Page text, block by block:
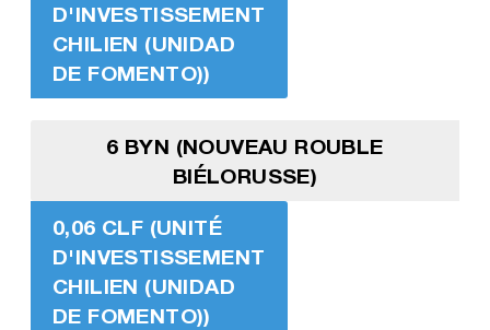
D'INVESTISSEMENT
CHILIEN (UNIDAD
DE FOMENTO))
6 BYN (NOUVEAU ROUBLE
BIÉLORUSSE)
0,06 CLF (UNITÉ
D'INVESTISSEMENT
CHILIEN (UNIDAD
DE FOMENTO))